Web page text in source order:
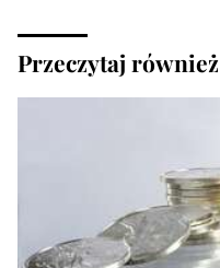
Przeczytaj również